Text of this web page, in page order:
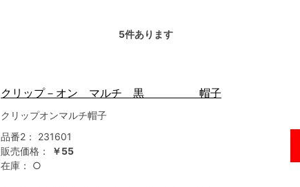
5件あります
クリップ－オン マルチ 黒 帽子
クリップオンマルチ帽子
品番2：
231601
販売価格：
￥55
在庫：
○